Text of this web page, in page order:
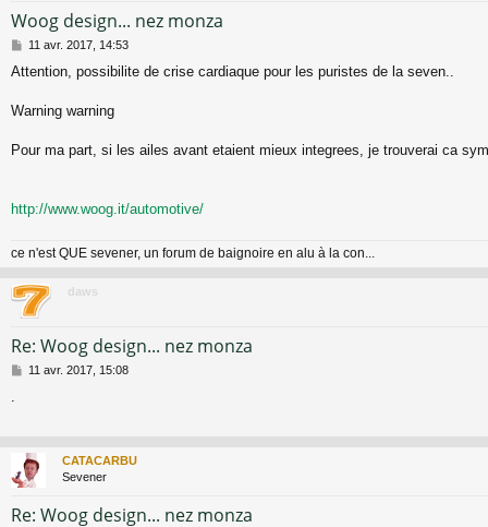
Woog design... nez monza
M
s
a
11 avr. 2017, 14:53
Attention, possibilite de crise cardiaque pour les puristes de la seven..
Warning warning
Pour ma part, si les ailes avant etaient mieux integrees, je trouverai ca
http://www.woog.it/automotive/
ce n'est QUE sevener, un forum de baignoire en alu à la con...
daws
Re: Woog design... nez monza
M
g
e
11 avr. 2017, 15:08
CATACARBU
Sevener
Re: Woog design... nez monza